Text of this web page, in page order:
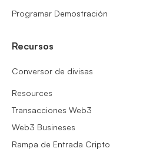
Programar Demostración
Recursos
Conversor de divisas
Resources
Transacciones Web3
Web3 Busineses
Rampa de Entrada Cripto